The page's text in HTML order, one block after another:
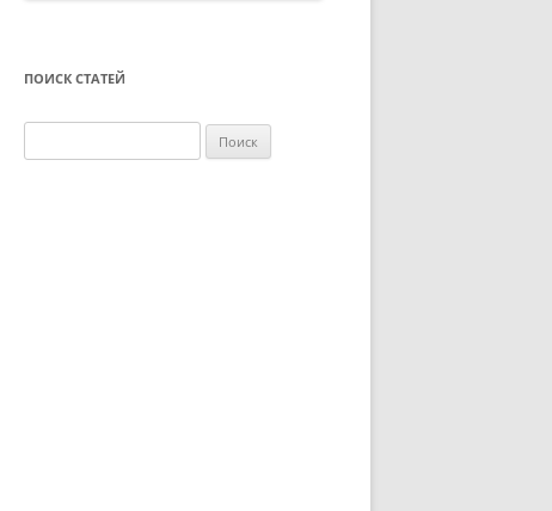
ПОИСК СТАТЕЙ